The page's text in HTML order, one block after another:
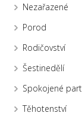
Nezařazené
Porod
Rodičovství
Šestinedělí
Spokojené
Těhotenství